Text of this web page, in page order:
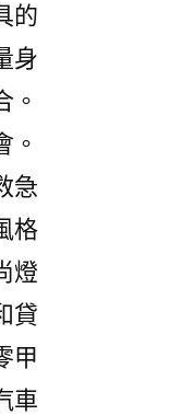
的
身
。
。
急
格
燈
貸
甲
車